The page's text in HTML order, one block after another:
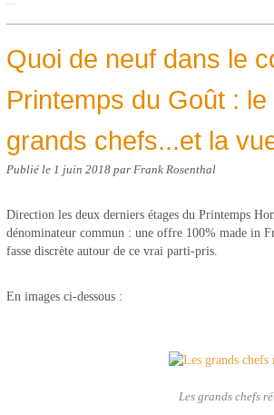
Quoi de neuf dans le
Printemps du Goût :
grands chefs...et la
Publié le 1 juin 2018 par Frank Rosenthal
Direction les deux derniers étages du Printemps
dénominateur commun : une offre 100% made in
fasse discrète autour de ce vrai parti-pris.
En images ci-dessous :
Les grands chefs